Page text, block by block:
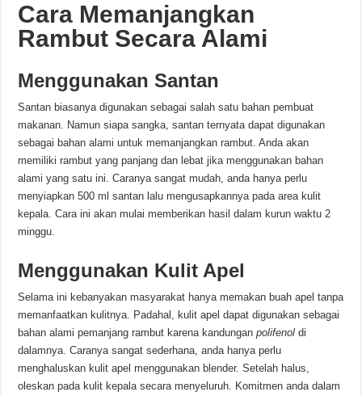
Cara Memanjangkan
Rambut Secara Alami
Menggunakan Santan
Santan biasanya digunakan sebagai salah satu bahan pembuat
makanan. Namun siapa sangka, santan ternyata dapat digunakan
sebagai bahan alami untuk memanjangkan rambut. Anda akan
memiliki rambut yang panjang dan lebat jika menggunakan bahan
alami yang satu ini. Caranya sangat mudah, anda hanya perlu
menyiapkan 500 ml santan lalu mengusapkannya pada area kulit
kepala. Cara ini akan mulai memberikan hasil dalam kurun waktu 2
minggu.
Menggunakan Kulit Apel
Selama ini kebanyakan masyarakat hanya memakan buah apel tanpa
memanfaatkan kulitnya. Padahal, kulit apel dapat digunakan sebagai
bahan alami pemanjang rambut karena kandunganpolifenol di
dalamnya. Caranya sangat sederhana, anda hanya perlu
menghaluskan kulit apel menggunakan blender. Setelah halus,
oleskan pada kulit kepala secara menyeluruh. Komitmen anda dalam